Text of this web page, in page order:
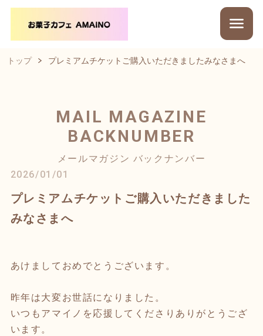
トップ プレミアムチケットご購入いただきましたみなさまへ
MAIL MAGAZINE
BACKNUMBER
メールマガジン バックナンバー
2026/01/01
プレミアムチケットご購入いただきました
みなさまへ
あけましておめでとうございます。
昨年は大変お世話になりました。
いつもアマイノを応援してくださりありがとうござ
います。